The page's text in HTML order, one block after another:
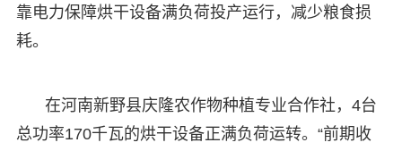
靠电力保障烘干设备满负荷投产运行，减少粮食损
耗。
在河南新野县庆隆农作物种植专业合作社，4台
总功率170千瓦的烘干设备正满负荷运转。“前期收